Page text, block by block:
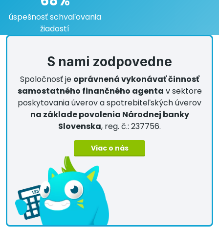
úspešnosť schvaľovania
žiadostí
S nami zodpovedne
Spoločnosť je oprávnená vykonávať činnosť
samostatného finančného agenta v sektore
poskytovania úverov a spotrebiteľských úverov
na základe povolenia Národnej banky
Slovenska, reg. č.: 237756.
Viac o nás